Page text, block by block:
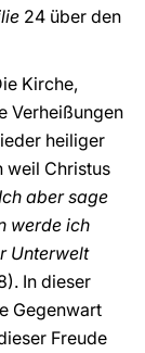
24 über den
Kirche,
Verheißungen
heiliger
weil Christus
aber sage
werde ich
Unterwelt
In dieser
Gegenwart
Freude